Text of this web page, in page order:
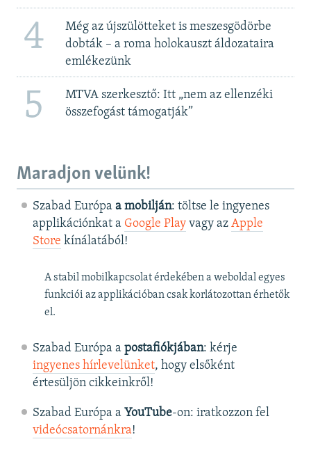
4
Még az újszülötteket is meszesgödörbe
dobták – a roma holokauszt áldozataira
emlékezünk
5
MTVA szerkesztő: Itt „nem az ellenzéki
összefogást támogatják”
Maradjon velünk!
Szabad Európa a mobilján: töltse le ingyenes
applikációnkat a Google Playvagy az Apple
Store kínálatából!
A stabil mobilkapcsolat érdekében a weboldal egyes
funkciói az applikációban csak korlátozottan érhetők
el.
Szabad Európa a postafiókjában: kérje
ingyenes hírlevelünket, hogy elsőként
értesüljön cikkeinkről!
Szabad Európa a YouTube-on: iratkozzon fel
videócsatornánkra!